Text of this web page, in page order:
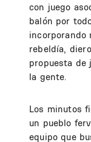
con juego
balón por
incorporando
rebeldía,
propuesta de
la gente.
Los minutos
un pueblo
equipo que